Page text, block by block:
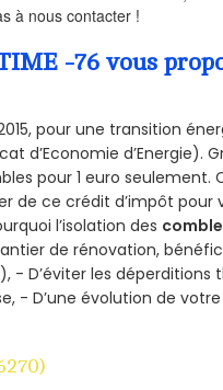
à nous contacter !
-76 vous
pour une transition
d’Economie d’Energie).
pour 1 euro
de ce crédit d’impôt pour
l’isolation des
de rénovation,
- D’éviter les déperditions
- D’une évolution de